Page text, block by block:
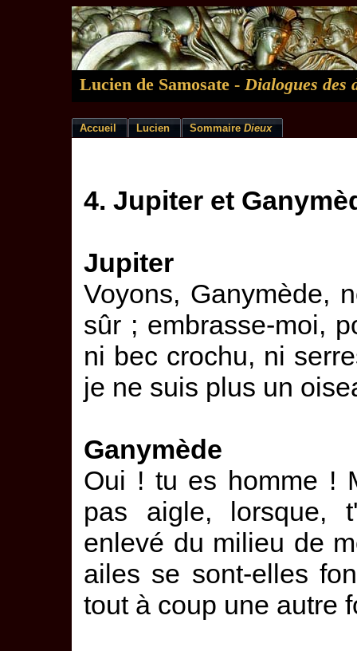
Lucien de Samosate - Dialogues des
Accueil Lucien SommaireDieux
4. Jupiter et
Jupiter
Voyons, Ganymède,
sûr ; embrasse-moi,
ni bec crochu, ni
je ne suis plus un
Ganymède
Oui ! tu es homme !
pas aigle, lorsque,
enlevé du milieu de
ailes se sont-elles
tout à coup une autre